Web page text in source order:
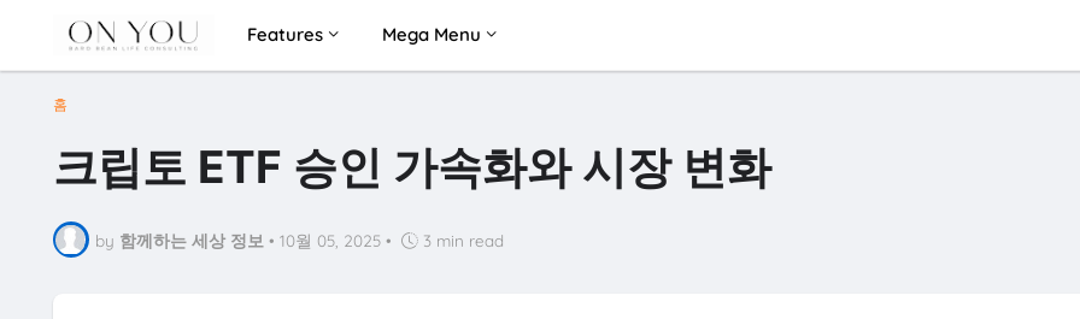
Features Mega Menu
홈
크립토 ETF 승인 가속화와 시장 변화
by 함께하는 세상 정보 • 10월 05, 2025 • 3 min read